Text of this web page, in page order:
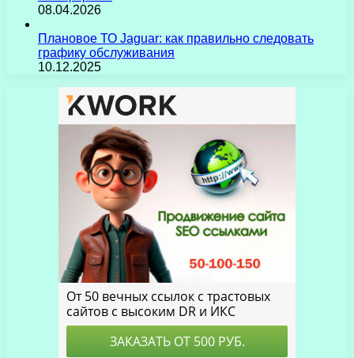
08.04.2026
Плановое ТО Jaguar: как правильно следовать
графику обслуживания
10.12.2025